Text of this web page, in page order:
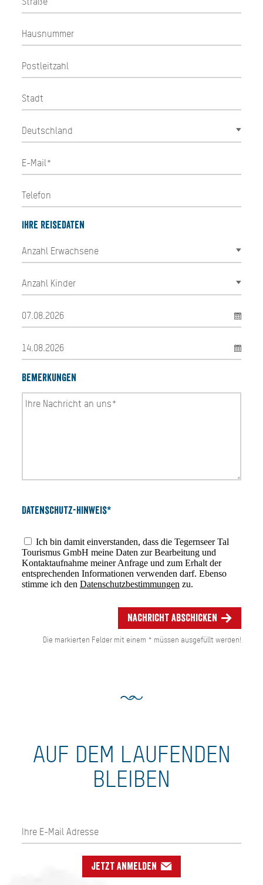
Ihre Reisedaten
Bemerkungen
Datenschutz-Hinweis*
Ich bin damit einverstanden, dass die Tegernseer Tal
Tourismus GmbH meine Daten zur Bearbeitung und
Kontaktaufnahme meiner Anfrage und zum Erhalt der
entsprechenden Informationen verwenden darf. Ebenso
stimme ich den Datenschutzbestimmungen zu.
Nachricht abschicken
Die markierten Felder mit einem * müssen ausgefüllt werden!
AUF DEM LAUFENDEN
BLEIBEN
Jetzt anmelden